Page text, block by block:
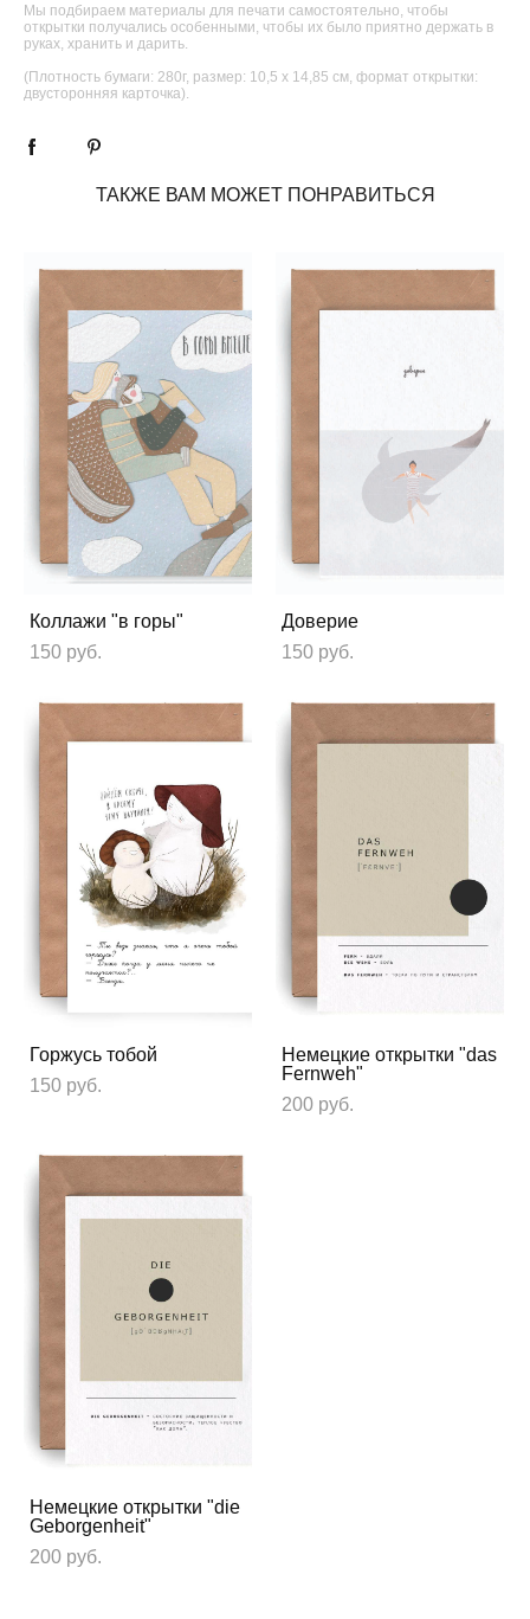
Мы подбираем материалы для печати самостоятельно, чтобы
открытки получались особенными, чтобы их было приятно держать в
руках, хранить и дарить.
(Плотность бумаги: 280г, размер: 10,5 х 14,85 см, формат открытки:
двусторонняя карточка).
ТАКЖЕ ВАМ МОЖЕТ ПОНРАВИТЬСЯ
Коллажи "в горы"
150 pуб.
Доверие
150 pуб.
Горжусь тобой
150 pуб.
Немецкие открытки "das
Fernweh"
200 pуб.
Немецкие открытки "die
Geborgenheit"
200 pуб.